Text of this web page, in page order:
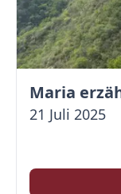
21 Juli 2025